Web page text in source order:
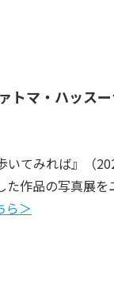
マ・ハッス
てみれば』（
作品の写真展
ら＞